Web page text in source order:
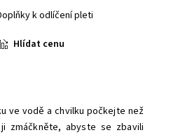
k odlíčení pleti
Hlídat cenu
ve vodě a chvilku počkejte než
zmáčkněte, abyste se zbavili